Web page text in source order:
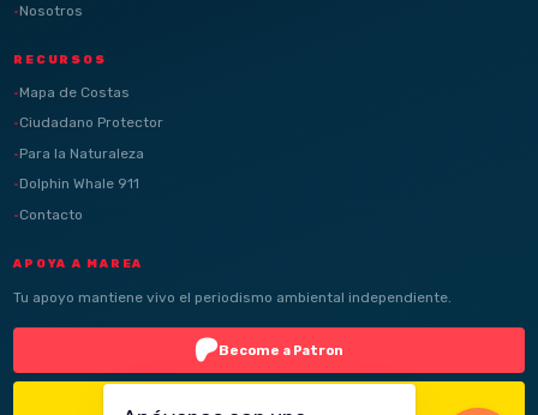
Nosotros
RECURSOS
Mapa de Costas
Ciudadano Protector
Para la Naturaleza
Dolphin Whale 911
Contacto
APOYA A MAREA
Tu apoyo mantiene vivo el periodismo ambiental independiente.
Become a Patron